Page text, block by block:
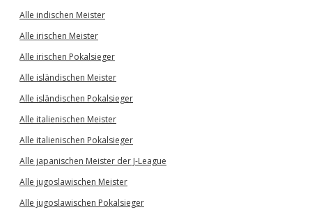
Alle indischen Meister
Alle irischen Meister
Alle irischen Pokalsieger
Alle isländischen Meister
Alle isländischen Pokalsieger
Alle italienischen Meister
Alle italienischen Pokalsieger
Alle japanischen Meister der J-League
Alle jugoslawischen Meister
Alle jugoslawischen Pokalsieger